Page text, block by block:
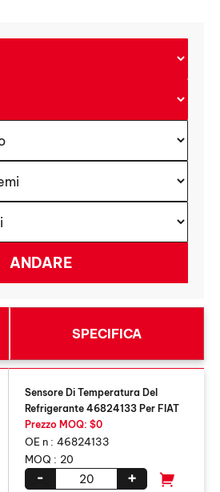
SPECIFICA
Sensore Di Temperatura Del
Refrigerante 46824133 Per FIAT
Prezzo MOQ: $0
OE n : 46824133
MOQ : 20
+
-